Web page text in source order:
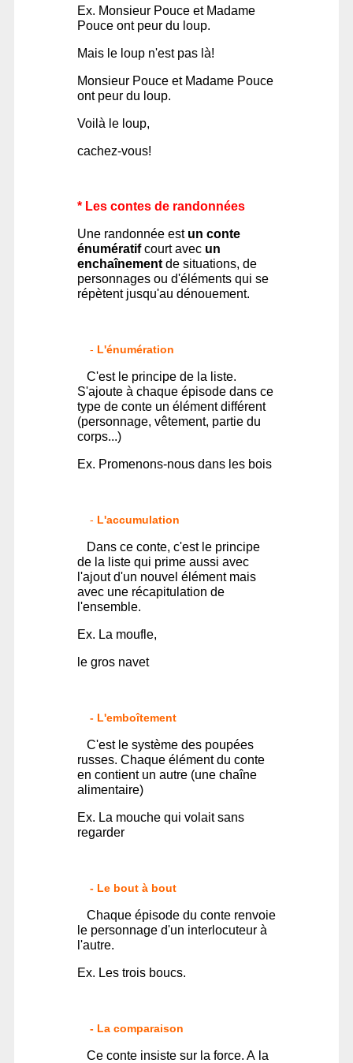
Ex. Monsieur Pouce et Madame
Pouce ont peur du loup.
Mais le loup n'est pas là!
Monsieur Pouce et Madame Pouce
ont peur du loup.
Voilà le loup,
cachez-vous!
* Les contes de randonnées
Une randonnée est un conte
énumératifcourt avec un
enchaînementde situations, de
personnages ou d'éléments qui se
répètent jusqu'au dénouement.
- L'énumération
C'est le principe de la liste.
S'ajoute à chaque épisode dans ce
type de conte un élément différent
(personnage, vêtement, partie du
corps...)
Ex. Promenons-nous dans les bois
- L'accumulation
Dans ce conte, c'est le principe
de la liste qui prime aussi avec
l'ajout d'un nouvel élément mais
avec une récapitulation de
l'ensemble.
Ex. La moufle,
le gros navet
- L'emboîtement
C'est le système des poupées
russes. Chaque élément du conte
en contient un autre (une chaîne
alimentaire)
Ex. La mouche qui volait sans
regarder
- Le bout à bout
Chaque épisode du conte renvoie
le personnage d'un interlocuteur à
l'autre.
Ex. Les trois boucs.
- La comparaison
Ce conte insiste sur la force. A la